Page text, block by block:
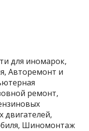
для иномарок,
Авторемонт и
ремонт,
двигателей,
Шиномонтаж